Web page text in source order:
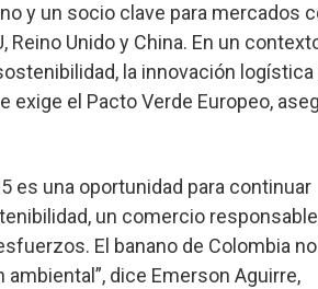
y un socio clave para mercados
Reino Unido y China. En un
la innovación logística
el Pacto Verde Europeo,
es una oportunidad para continuar
un comercio
El banano de Colombia
dice Emerson Aguirre,